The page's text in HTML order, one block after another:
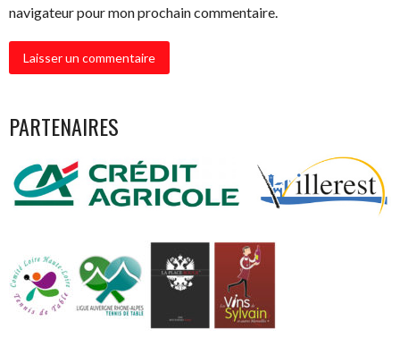
navigateur pour mon prochain commentaire.
PARTENAIRES